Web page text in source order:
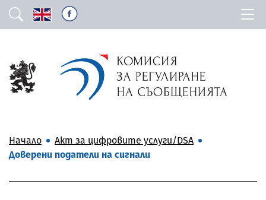
Начало
Акт за цифровите услуги/DSA
Доверени податели на сигнали